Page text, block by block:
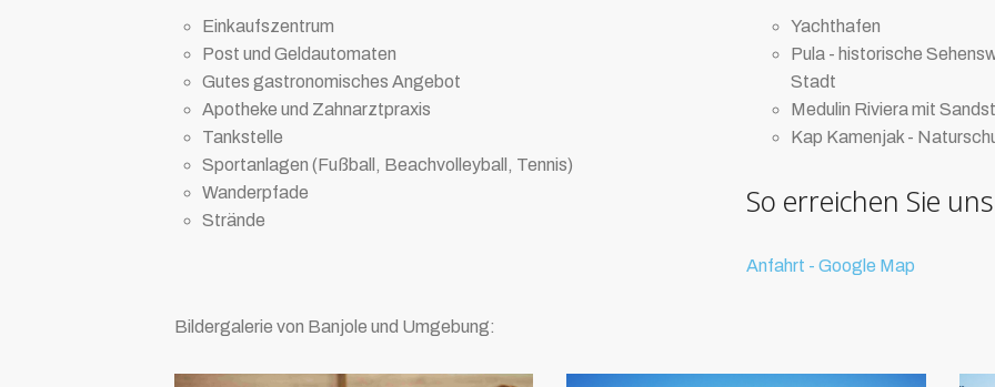
Einkaufszentrum
Post und Geldautomaten
Gutes gastronomisches Angebot
Apotheke und Zahnarztpraxis
Tankstelle
Sportanlagen (Fußball, Beachvolleyball, Tennis)
Wanderpfade
Strände
Yachthafen
Pula - historische
Stadt
Medulin Riviera mit
Kap Kamenjak -
So erreichen Sie
Anfahrt - Google Map
Bildergalerie von Banjole und Umgebung: